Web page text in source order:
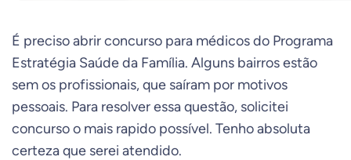
É preciso abrir concurso para médicos do Programa
Estratégia Saúde da Família. Alguns bairros estão
sem os profissionais, que saíram por motivos
pessoais. Para resolver essa questão, solicitei
concurso o mais rapido possível. Tenho absoluta
certeza que serei atendido.